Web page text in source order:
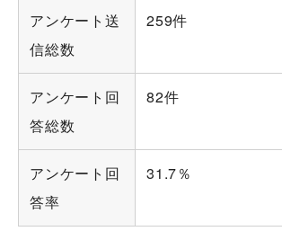
アンケート送
信総数
259件
アンケート回
答総数
82件
アンケート回
答率
31.7％